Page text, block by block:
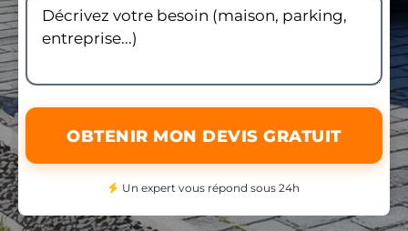
OBTENIR MON DEVIS GRATUIT
Un expert vous répond sous 24h